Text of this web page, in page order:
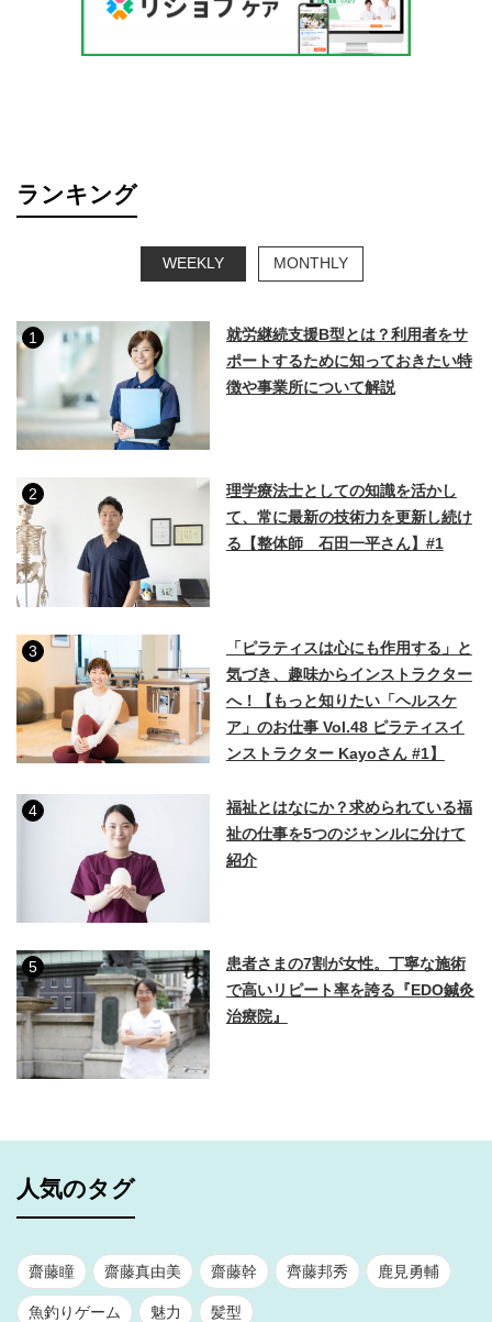
ランキング
WEEKLY MONTHLY
1
就労継続支援B型とは？利用者をサ
ポートするために知っておきたい特
徴や事業所について解説
2
理学療法士としての知識を活かし
て、常に最新の技術力を更新し続け
る【整体師 石田一平さん】#1
3
「ピラティスは心にも作用する」と
気づき、趣味からインストラクター
へ！【もっと知りたい「ヘルスケ
ア」のお仕事 Vol.48 ピラティスイ
ンストラクター Kayoさん #1】
4
福祉とはなにか？求められている福
祉の仕事を5つのジャンルに分けて
紹介
5
患者さまの7割が女性。丁寧な施術
で高いリピート率を誇る『EDO鍼灸
治療院』
人気のタグ
齋藤瞳 齋藤真由美 齋藤幹 齊藤邦秀 鹿見勇輔
魚釣りゲーム 魅力 髪型